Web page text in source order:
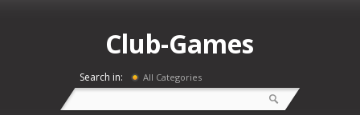
Club-Games
Search in: All Categories